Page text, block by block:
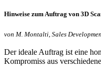
Hinweise zum Auftrag von 3D
von M. Montalti, Sales
Der ideale Auftrag ist eine
Kompromiss aus